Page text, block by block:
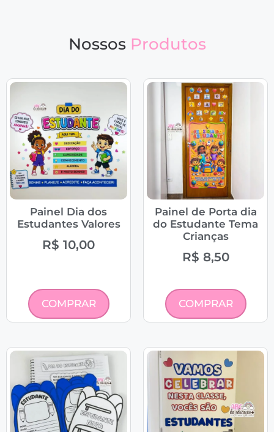
Nossos Produtos
Painel Dia dos
Estudantes Valores
R$ 10,00
COMPRAR
Painel de Porta dia
do Estudante Tema
Crianças
R$ 8,50
COMPRAR